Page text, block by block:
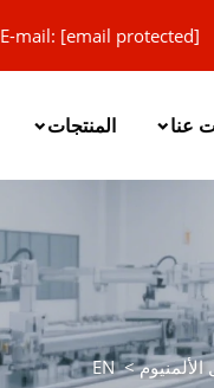
E-mail: [email protected]
عنا المنتجات
>
EN